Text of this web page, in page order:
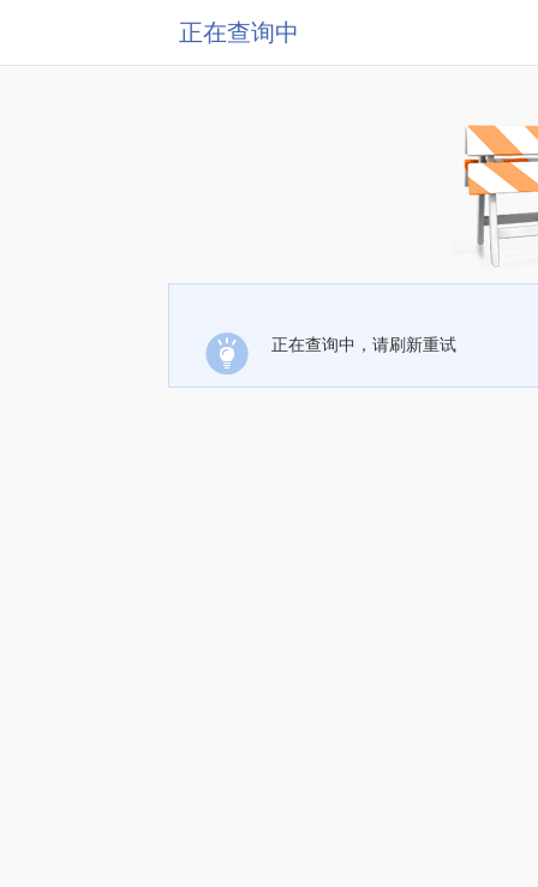
正在查询中
正在查询中，请刷新重试